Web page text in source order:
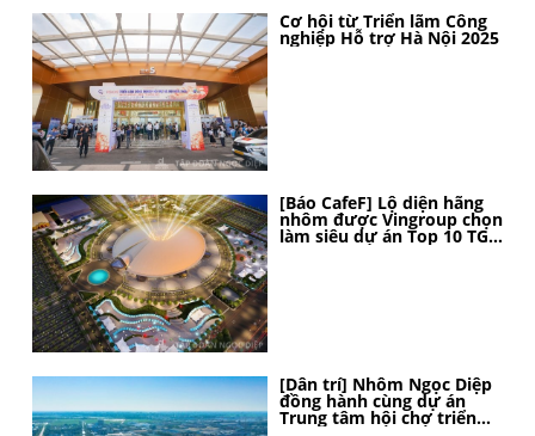
Cơ hội từ Triển lãm Công
nghiệp Hỗ trợ Hà Nội 2025
[Báo CafeF] Lộ diện hãng
nhôm được Vingroup chọn
làm siêu dự án Top 10 TG,
[Dân trí] Nhôm Ngọc Diệp
đồng hành cùng dự án
Trung tâm hội chợ triển